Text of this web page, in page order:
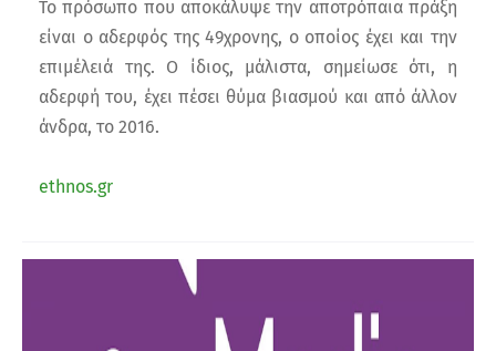
Το πρόσωπο που αποκάλυψε την αποτρόπαια πράξη
είναι ο αδερφός της 49χρονης, ο οποίος έχει και την
επιμέλειά της. Ο ίδιος, μάλιστα, σημείωσε ότι, η
αδερφή του, έχει πέσει θύμα βιασμού και από άλλον
άνδρα, το 2016.
ethnos.gr